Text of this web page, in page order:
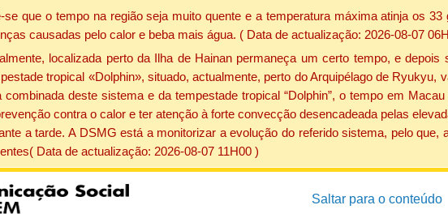
que o tempo na região seja muito quente e a temperatura máxima atinja os 33
causadas pelo calor e beba mais água. ( Data de actualização: 2026-08-07
localizada perto da Ilha de Hainan permaneça um certo tempo, e depois
tropical «Dolphin», situado, actualmente, perto do Arquipélago de Ryukyu,
deste sistema e da tempestade tropical “Dolphin”, o tempo em
contra o calor e ter atenção à forte convecção desencadeada pelas
a tarde. A DSMG está a monitorizar a evolução do referido sistema, pelo que,
Data de actualização: 2026-08-07 11H00 )
Saltar para o conteúdo